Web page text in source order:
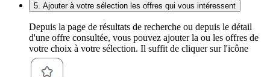
5. Ajouter à votre sélection les offres qui vous intéressent
Depuis la page de résultats de recherche ou depuis le détail
d'une offre consultée, vous pouvez ajouter la ou les offres de
votre choix à votre sélection. Il suffit de cliquer sur l'icône